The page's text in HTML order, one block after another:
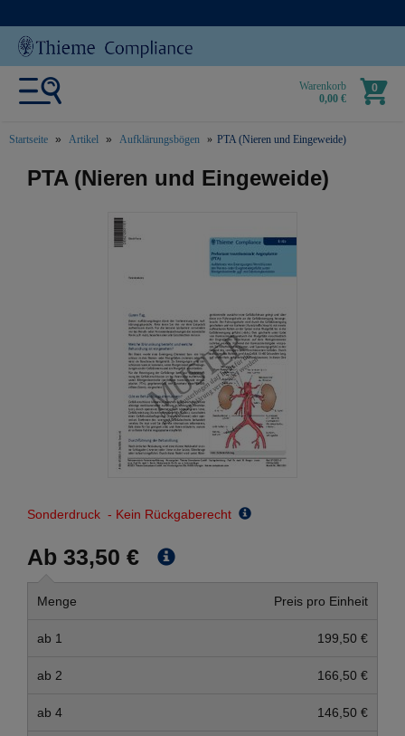
Warenkorb
0,00 €
0
Startseite Artikel Aufklärungsbögen PTA (Nieren und Eingeweide)
text.skipToContent
text.skipToNavigation
PTA (Nieren und Eingeweide)
Sonderdruck - Kein Rückgaberecht
Ab 33,50 €
Menge Preis pro Einheit
ab 1 199,50 €
ab 2 166,50 €
ab 4 146,50 €